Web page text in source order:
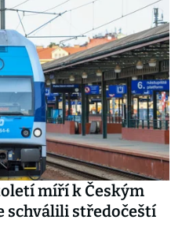
míří k Českým
schválili středočeští